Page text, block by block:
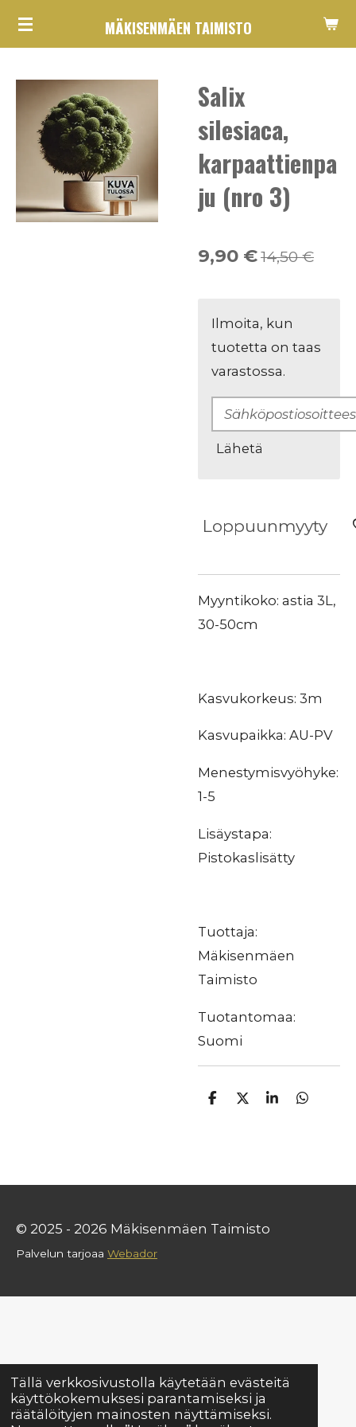
Tällä verkkosivustolla käytetään evästeitä
käyttökokemuksesi parantamiseksi ja
räätälöityjen mainosten näyttämiseksi.
Siirry
MÄKISENMÄEN TAIMISTO
Salix
silesiaca,
karpaattienpa
ju (nro 3)
9,90 €14,50 €
Ilmoita, kun
tuotetta on taas
varastossa.
Lähetä
Loppuunmyyty
Myyntikoko: astia 3L,
30-50cm
Kasvukorkeus: 3m
Kasvupaikka: AU-PV
Menestymisvyöhyke:
1-5
Lisäystapa:
Pistokaslisätty
Tuottaja:
Mäkisenmäen
Taimisto
Tuotantomaa:
Suomi
J
J
J
J
© 2025 - 2026 Mäkisenmäen Taimisto
Palvelun tarjoaa Webador